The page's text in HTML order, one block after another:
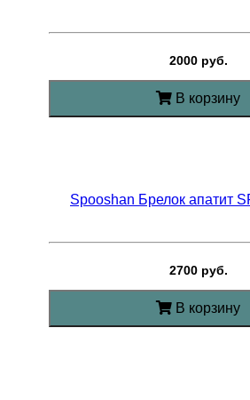
2000 руб.
В корзину
Spooshan Брелок апатит
2700 руб.
В корзину